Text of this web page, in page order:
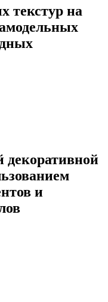
текстур на
декоративной
и